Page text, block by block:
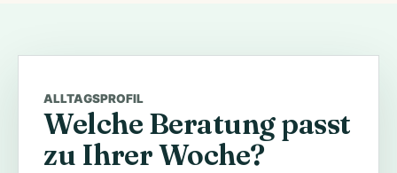
ALLTAGSPROFIL
Welche Beratung passt
zu Ihrer Woche?